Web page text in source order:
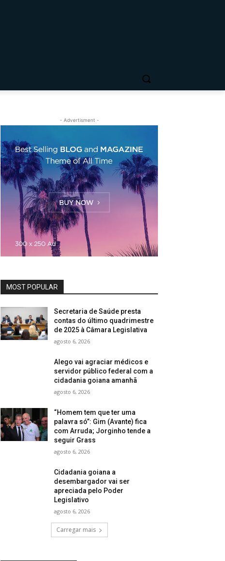
- Advertisment -
MOST POPULAR
Secretaria de Saúde presta
contas do último quadrimestre
de 2025 à Câmara Legislativa
agosto 6, 2026
Alego vai agraciar médicos e
servidor público federal com a
cidadania goiana amanhã
agosto 6, 2026
“Homem tem que ter uma
palavra só”: Gim (Avante) fica
com Arruda; Jorginho tende a
seguir Grass
agosto 6, 2026
Cidadania goiana a
desembargador vai ser
apreciada pelo Poder
Legislativo
agosto 6, 2026
Carregar mais